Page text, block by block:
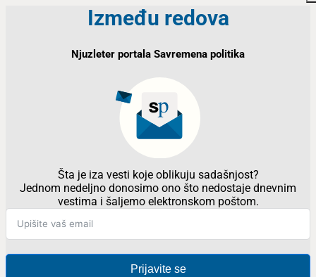
Između redova
Njuzleter portala Savremena politika
Šta je iza vesti koje oblikuju sadašnjost?
Jednom nedeljno donosimo ono što nedostaje dnevnim
vestima i šaljemo elektronskom poštom.
Prijavite se